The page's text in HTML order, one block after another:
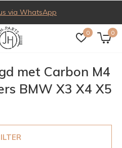
0 0
via WhatsApp
met Carbon M4
BMW X3 X4 X5